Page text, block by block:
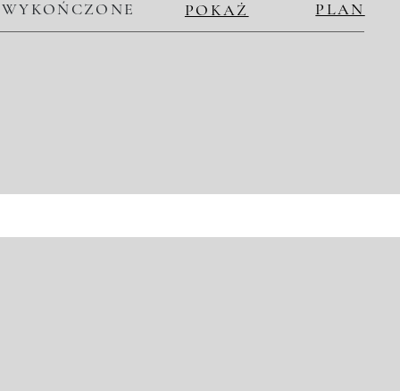
WYKOŃCZONE POKAŻ PLAN